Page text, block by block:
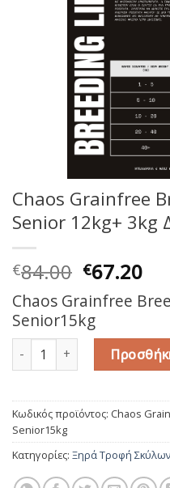
Chaos Grainfree
Senior 12kg+ 3kg
€84.00 Original
price
was:
€84.00.
€67.20Η
Chaos Grainfree
Senior15kg
Chaos Grainfree
Κωδικός προϊόντος: Chaos
Senior15kg
Κατηγορίες: Ξηρά Τροφή Σκύλων